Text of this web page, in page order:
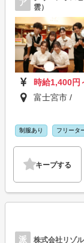
ア
雲）
時給1,400円
富士宮市 /
制服あり フリータ
キープする
派 株式会社リゾ